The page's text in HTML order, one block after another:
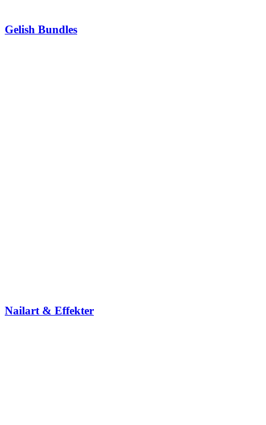
Gelish Bundles
Nailart & Effekter